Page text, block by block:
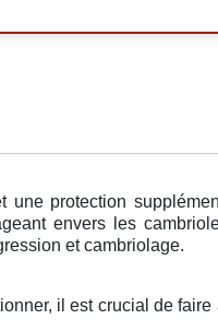
une protection
envers les
et cambriolage.
il est crucial de